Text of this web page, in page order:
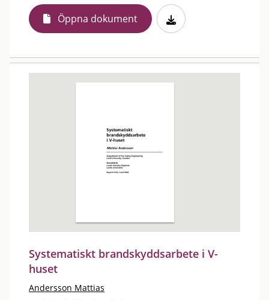
Öppna dokument
Systematiskt brandskyddsarbete i V-
huset
Andersson Mattias